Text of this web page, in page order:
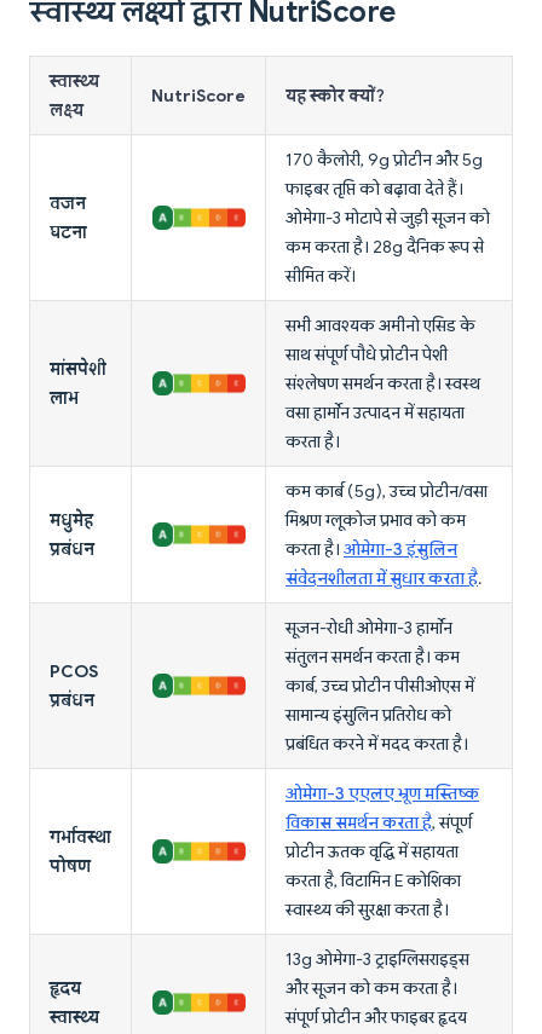
स्वास्थ्य लक्ष्यों द्वारा NutriScore
स्वास्थ्य
लक्ष्य
NutriScore यह स्कोर क्यों?
वजन
घटना
170 कैलोरी, 9g प्रोटीन और 5g
फाइबर तृप्ति को बढ़ावा देते हैं।
ओमेगा-3 मोटापे से जुड़ी सूजन को
कम करता है। 28g दैनिक रूप से
सीमित करें।
मांसपेशी
लाभ
सभी आवश्यक अमीनो एसिड के
साथ संपूर्ण पौधे प्रोटीन पेशी
संश्लेषण समर्थन करता है। स्वस्थ
वसा हार्मोन उत्पादन में सहायता
करता है।
मधुमेह
प्रबंधन
कम कार्ब (5g), उच्च प्रोटीन/वसा
मिश्रण ग्लूकोज प्रभाव को कम
करता है। ओमेगा-3 इंसुलिन
संवेदनशीलता में सुधार करता है.
PCOS
प्रबंधन
सूजन-रोधी ओमेगा-3 हार्मोन
संतुलन समर्थन करता है। कम
कार्ब, उच्च प्रोटीन पीसीओएस में
सामान्य इंसुलिन प्रतिरोध को
प्रबंधित करने में मदद करता है।
गर्भावस्था
पोषण
ओमेगा-3 एएलए भ्रूण मस्तिष्क
विकास समर्थन करता है, संपूर्ण
प्रोटीन ऊतक वृद्धि में सहायता
करता है, विटामिन E कोशिका
स्वास्थ्य की सुरक्षा करता है।
हृदय
स्वास्थ्य
13g ओमेगा-3 ट्राइग्लिसराइड्स
और सूजन को कम करता है।
संपूर्ण प्रोटीन और फाइबर हृदय